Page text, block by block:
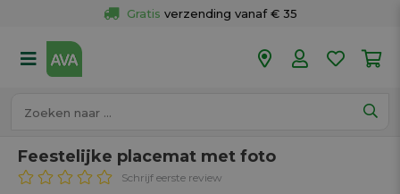
Gratis verzending vanaf € 35
50 winkels
Feestelijke placemat met foto
Schrijf eerste review